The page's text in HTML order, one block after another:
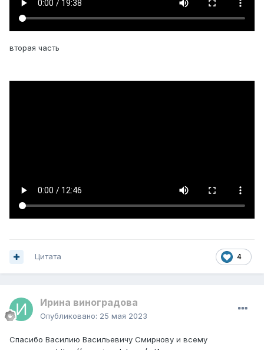
вторая часть
4
Цитата
Ирина виноградова
Опубликовано: 25 мая 2023
Спасибо Василию Васильевичу Смирнову и всему